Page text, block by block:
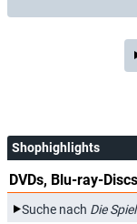
Shophighlights
DVDs, Blu-ray-
Suche nach Die